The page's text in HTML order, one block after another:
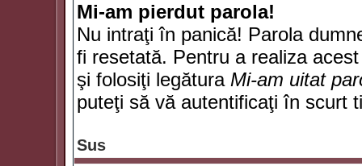
Mi-am pierdut parola!
Nu intraţi în panică! Parola
fi resetată. Pentru a realiza
şi folosiţi legătura Mi-am uitat
puteţi să vă autentificaţi în scurt
Sus